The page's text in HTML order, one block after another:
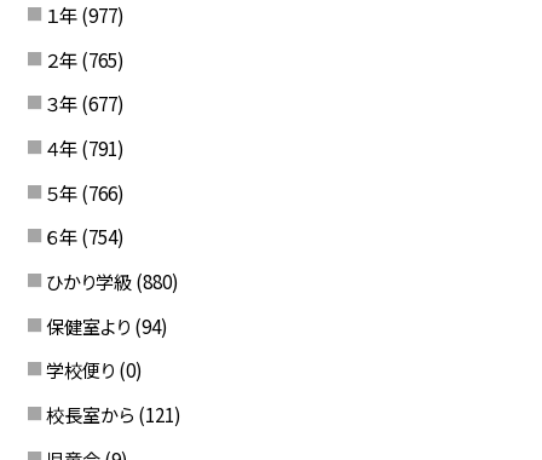
１年 (977)
２年 (765)
３年 (677)
４年 (791)
５年 (766)
６年 (754)
ひかり学級 (880)
保健室より (94)
学校便り (0)
校長室から (121)